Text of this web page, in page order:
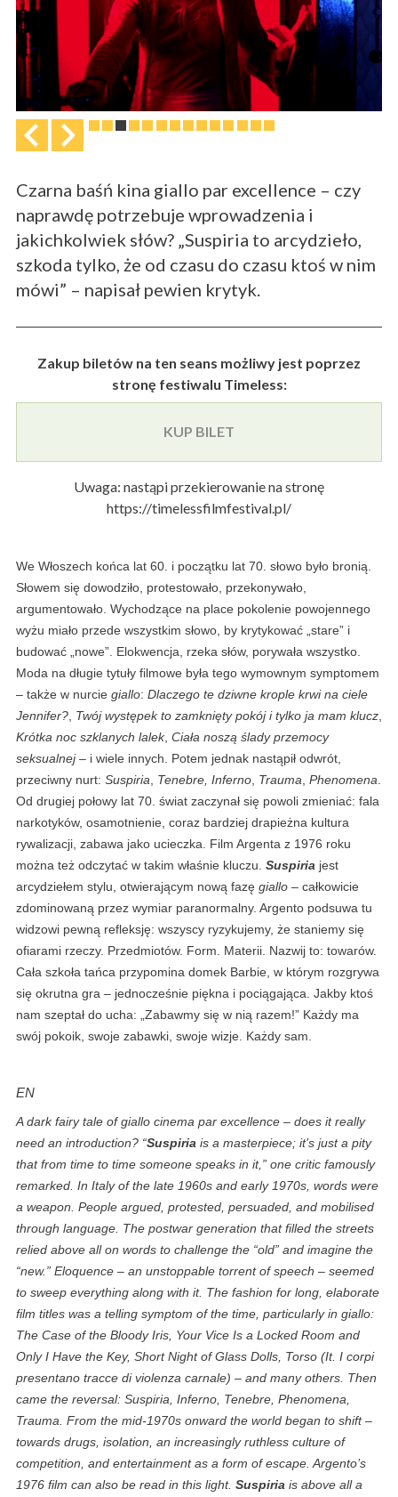
Czarna baśń kina giallo par excellence – czy
naprawdę potrzebuje wprowadzenia i
jakichkolwiek słów? „Suspiria to arcydzieło,
szkoda tylko, że od czasu do czasu ktoś w nim
mówi” – napisał pewien krytyk.
Zakup biletów na ten seans możliwy jest poprzez
stronę festiwalu Timeless:
KUP BILET
Uwaga: nastąpi przekierowanie na stronę
https://timelessfilmfestival.pl/
We Włoszech końca lat 60. i początku lat 70. słowo było bronią.
Słowem się dowodziło, protestowało, przekonywało,
argumentowało. Wychodzące na place pokolenie powojennego
wyżu miało przede wszystkim słowo, by krytykować „stare” i
budować „nowe”. Elokwencja, rzeka słów, porywała wszystko.
Moda na długie tytuły filmowe była tego wymownym symptomem
– także w nurcie giallo: Dlaczego te dziwne krople krwi na ciele
Jennifer? Twój występek to zamknięty pokój i tylko ja mam klucz
Krótka noc szklanych lalek, Ciała noszą ślady przemocy
seksualnej– i wiele innych. Potem jednak nastąpił odwrót,
przeciwny nurt: Suspiria Tenebre, Inferno Trauma Phenomena
Od drugiej połowy lat 70. świat zaczynał się powoli zmieniać: fala
narkotyków, osamotnienie, coraz bardziej drapieżna kultura
rywalizacji, zabawa jako ucieczka. Film Argenta z 1976 roku
można też odczytać w takim właśnie kluczu. Suspiria jest
arcydziełem stylu, otwierającym nową fazę giallo – całkowicie
zdominowaną przez wymiar paranormalny. Argento podsuwa tu
widzowi pewną refleksję: wszyscy ryzykujemy, że staniemy się
ofiarami rzeczy. Przedmiotów. Form. Materii. Nazwij to: towarów.
Cała szkoła tańca przypomina domek Barbie, w którym rozgrywa
się okrutna gra – jednocześnie piękna i pociągająca. Jakby ktoś
nam szeptał do ucha: „Zabawmy się w nią razem!” Każdy ma
swój pokoik, swoje zabawki, swoje wizje. Każdy sam.
EN
A dark fairy tale of giallo cinema par excellence – does it really
need an introduction? “Suspiria is a masterpiece; it’s just a pity
that from time to time someone speaks in it,” one critic famously
remarked. In Italy of the late 1960s and early 1970s, words were
a weapon. People argued, protested, persuaded, and mobilised
through language. The postwar generation that filled the streets
relied above all on words to challenge the “old” and imagine the
“new.” Eloquence – an unstoppable torrent of speech – seemed
to sweep everything along with it. The fashion for long, elaborate
film titles was a telling symptom of the time, particularly in giallo:
The Case of the Bloody Iris, Your Vice Is a Locked Room and
Only I Have the Key, Short Night of Glass Dolls, Torso (It. I corpi
presentano tracce di violenza carnale) – and many others. Then
came the reversal: Suspiria, Inferno, Tenebre, Phenomena,
Trauma. From the mid-1970s onward the world began to shift –
towards drugs, isolation, an increasingly ruthless culture of
competition, and entertainment as a form of escape. Argento’s
1976 film can also be read in this light. Suspiria is above all a